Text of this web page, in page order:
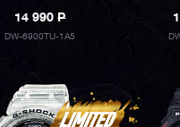
14 990P
DW-6900TU-1A5